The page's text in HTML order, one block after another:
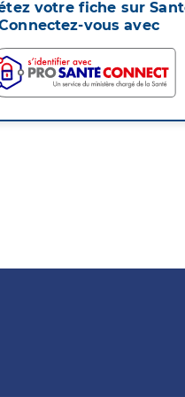
votre fiche sur
vous avec